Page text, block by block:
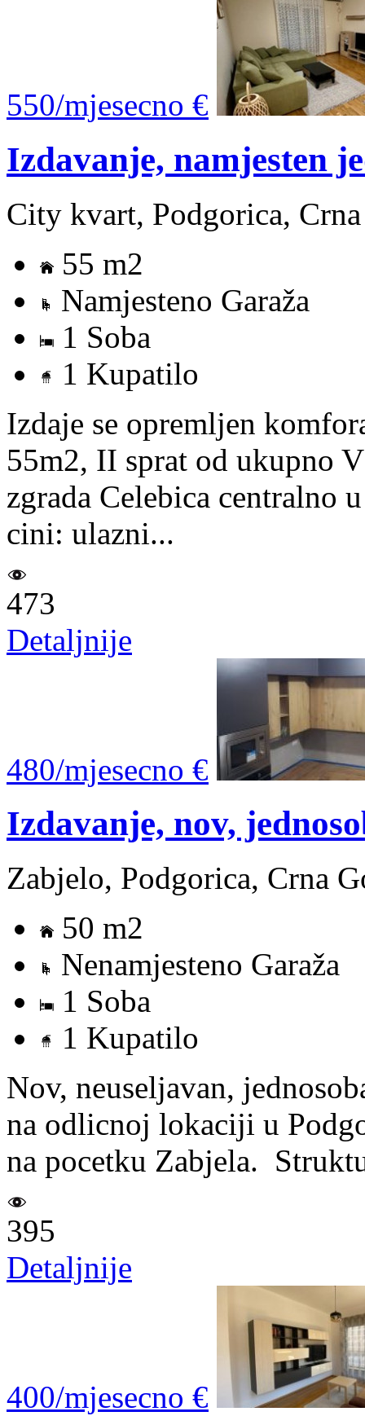
550/mjesecno €
Izdavanje, namjesten
City kvart, Podgorica,
55 m2
Namjesteno Garaža
1 Soba
1 Kupatilo
Izdaje se opremljen
55m2, II sprat od ukupno
zgrada Celebica centralno
cini: ulazni...
473
Detaljnije
480/mjesecno €
Izdavanje, nov,
Zabjelo, Podgorica, Crna
50 m2
Nenamjesteno Garaža
1 Soba
1 Kupatilo
Nov, neuseljavan,
na odlicnoj lokaciji u
na pocetku Zabjela.
395
Detaljnije
400/mjesecno €